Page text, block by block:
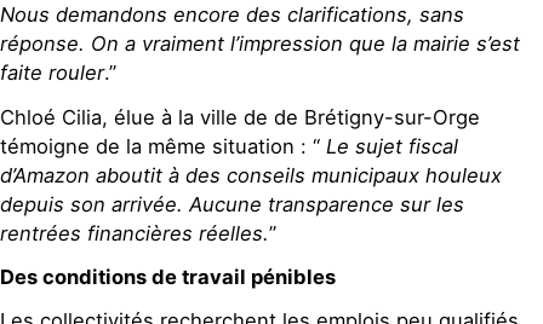
Nous demandons encore des clarifications, sans
réponse. On a vraiment l’impression que la mairie s’est
faite rouler.”
Chloé Cilia, élue à la ville de de Brétigny-sur-Orge
témoigne de la même situation : “ Le sujet fiscal
d’Amazon aboutit à des conseils municipaux houleux
depuis son arrivée. Aucune transparence sur les
rentrées financières réelles.”
Des conditions de travail pénibles